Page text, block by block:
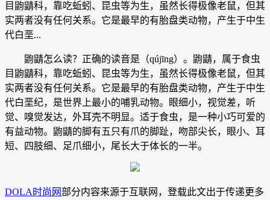
目鼩鼱科，靠吃蚯蚓、昆虫等为生，虽然长得极像老鼠，但其
实两者没有任何关系。它是最早的有胎盘类动物，产生于中生
代白垩...
鼩鼱怎么读？正确的读音是（qújīng）。鼩鼱，属于食虫
目鼩鼱科，靠吃蚯蚓、昆虫等为生，虽然长得极像老鼠，但其
实两者没有任何关系。它是最早的有胎盘类动物，产生于中生
代白垩纪，是世界上最小的哺乳动物。眼细小，视觉差，听
觉、嗅觉发达，外耳壳不明显。适于食虫，是一种小巧可爱的
有益动物。鼩鼱的脚有五只有爪的脚趾，吻部尖长，眼小、耳
短、四肢细、足爪细小，尾长大于体长的一半。
DOLA时尚网部分内容来源于互联网，登载此文出于传递更多